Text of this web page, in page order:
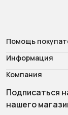
Помощь
Информация
Компания
Подписаться
нашего